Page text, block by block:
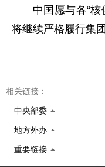
中国愿与各“
将继续严格履行集
相关链接：
中央部委
地方外办
重要链接